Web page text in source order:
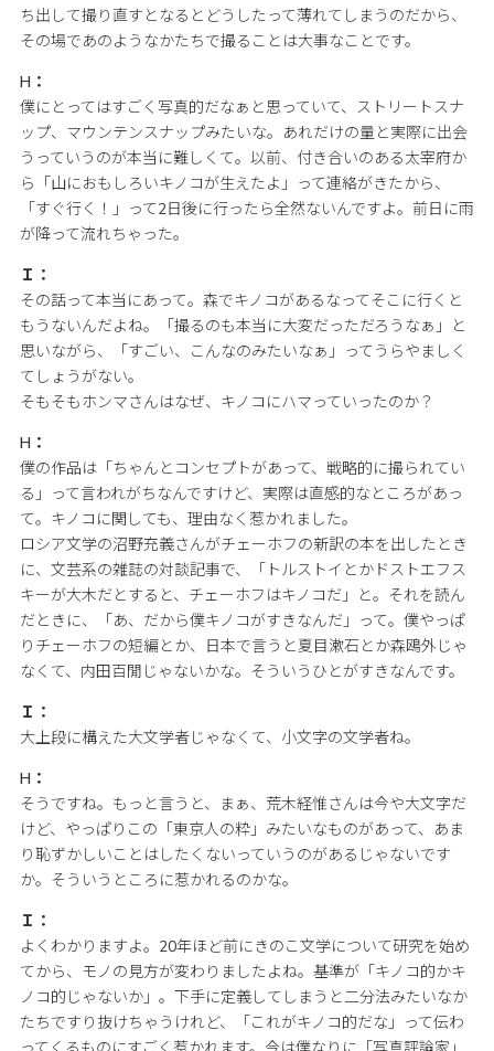
ち出して撮り直すとなるとどうしたって薄れてしまうのだから、
その場であのようなかたちで撮ることは大事なことです。
H：
僕にとってはすごく写真的だなぁと思っていて、ストリートスナ
ップ、マウンテンスナップみたいな。あれだけの量と実際に出会
うっていうのが本当に難しくて。以前、付き合いのある太宰府か
ら「山におもしろいキノコが生えたよ」って連絡がきたから、
「すぐ行く！」って2日後に行ったら全然ないんですよ。前日に雨
が降って流れちゃった。
Ｉ：
その話って本当にあって。森でキノコがあるなってそこに行くと
もうないんだよね。「撮るのも本当に大変だっただろうなぁ」と
思いながら、「すごい、こんなのみたいなぁ」ってうらやましく
てしょうがない。
そもそもホンマさんはなぜ、キノコにハマっていったのか？
H：
僕の作品は「ちゃんとコンセプトがあって、戦略的に撮られてい
る」って言われがちなんですけど、実際は直感的なところがあっ
て。キノコに関しても、理由なく惹かれました。
ロシア文学の沼野充義さんがチェーホフの新訳の本を出したとき
に、文芸系の雑誌の対談記事で、「トルストイとかドストエフス
キーが大木だとすると、チェーホフはキノコだ」と。それを読ん
だときに、「あ、だから僕キノコがすきなんだ」って。僕やっぱ
りチェーホフの短編とか、日本で言うと夏目漱石とか森鴎外じゃ
なくて、内田百閒じゃないかな。そういうひとがすきなんです。
Ｉ：
大上段に構えた大文学者じゃなくて、小文字の文学者ね。
H：
そうですね。もっと言うと、まぁ、荒木経惟さんは今や大文字だ
けど、やっぱりこの「東京人の粋」みたいなものがあって、あま
り恥ずかしいことはしたくないっていうのがあるじゃないです
か。そういうところに惹かれるのかな。
Ｉ：
よくわかりますよ。20年ほど前にきのこ文学について研究を始め
てから、モノの見方が変わりましたよね。基準が「キノコ的かキ
ノコ的じゃないか」。下手に定義してしまうと二分法みたいなか
たちですり抜けちゃうけれど、「これがキノコ的だな」って伝わ